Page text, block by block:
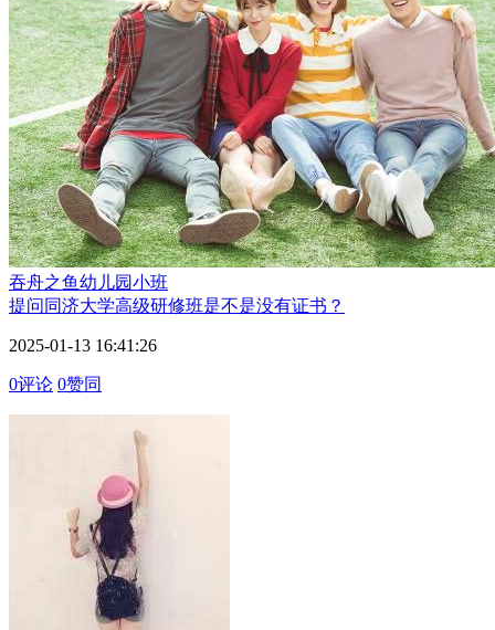
吞舟之鱼幼儿园小班
提问 同济大学高级研修班是不是没有证书？
2025-01-13 16:41:26
0评论 0赞同